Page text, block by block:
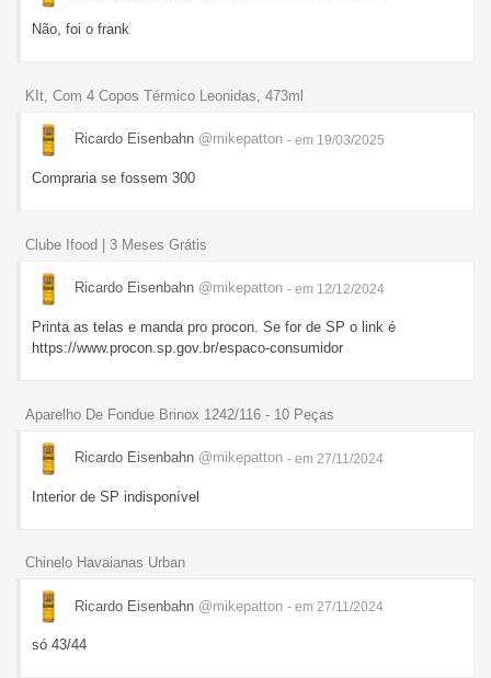
Não, foi o frank
KIt, Com 4 Copos Térmico Leonidas, 473ml
Ricardo Eisenbahn @mikepatton - em 19/03/2025
Compraria se fossem 300
Clube Ifood | 3 Meses Grátis
Ricardo Eisenbahn @mikepatton - em 12/12/2024
Printa as telas e manda pro procon. Se for de SP o link é
https://www.procon.sp.gov.br/espaco-consumidor
Aparelho De Fondue Brinox 1242/116 - 10 Peças
Ricardo Eisenbahn @mikepatton - em 27/11/2024
Interior de SP indisponível
Chinelo Havaianas Urban
Ricardo Eisenbahn @mikepatton - em 27/11/2024
só 43/44